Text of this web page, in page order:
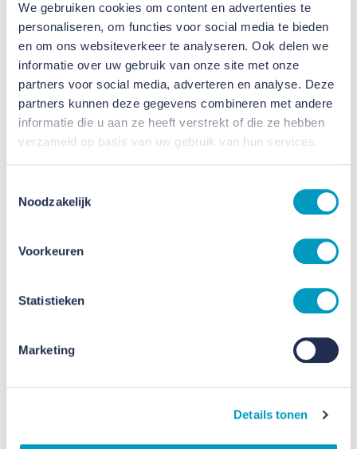
We gebruiken cookies om content en advertenties te
personaliseren, om functies voor social media te bieden
en om ons websiteverkeer te analyseren. Ook delen we
informatie over uw gebruik van onze site met onze
partners voor social media, adverteren en analyse. Deze
partners kunnen deze gegevens combineren met andere
informatie die u aan ze heeft verstrekt of die ze hebben
verzameld op basis van uw gebruik van hun services.
Noodzakelijk
Voorkeuren
Statistieken
Marketing
Details tonen
verbinding. Wilco:“Of het nou om bergbeklimmen
gaat, of een onderneming runnen, uiteindelijk gaat
het om de mens.” Een invalshoek die ook voor VB
Groep heel relevant is en nauw aansluit bij onze
kernwaarden.
We kijken terug op een inspirerende middag en
indrukwekkende verhalen en alle deelnemende
positieve reacties!